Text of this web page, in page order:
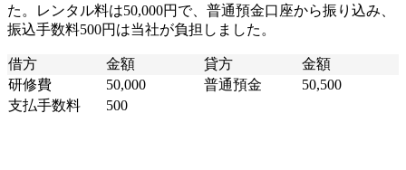
た。レンタル料は50,000円で、普通預金口座から振り込み、
振込手数料500円は当社が負担しました。
借方 金額 貸方
金額
研修費
50,000 普通預金
50,500
支払手数料
500